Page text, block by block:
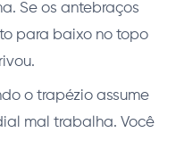
Se os antebraços
para baixo no topo
o trapézio assume
mal trabalha. Você